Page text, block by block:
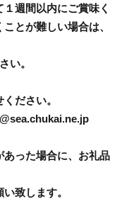
週間以内にご賞味く
とが難しい場合は、
い。
ださい。
：00
った場合に、お礼品
致します。